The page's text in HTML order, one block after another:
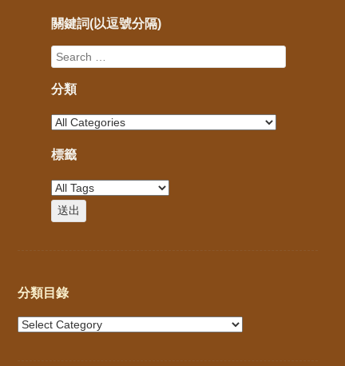
關鍵詞(以逗號分隔)
分類
標籤
分類目錄